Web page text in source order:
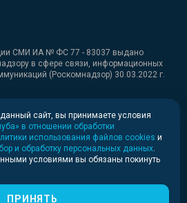
СМИ ИА № ФС 77 - 83037 выдано
в сфере связи, информационных
(Роскомнадзор) 30.03.2022 г.
агентство «Медиапалуба»
сайт, вы принимаете условия
в отношении обработки
использования файлов cookies и
и обработку персональных данных
условиями вы обязаны покинуть
ПРИНЯТЬ